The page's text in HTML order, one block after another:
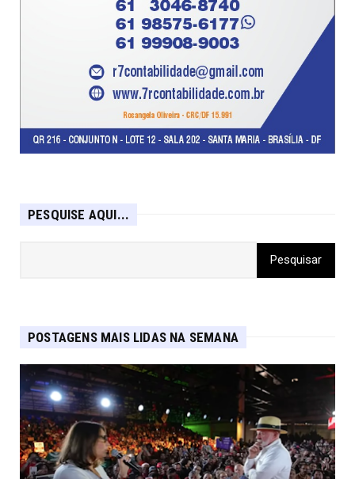
PESQUISE AQUI...
POSTAGENS MAIS LIDAS NA SEMANA